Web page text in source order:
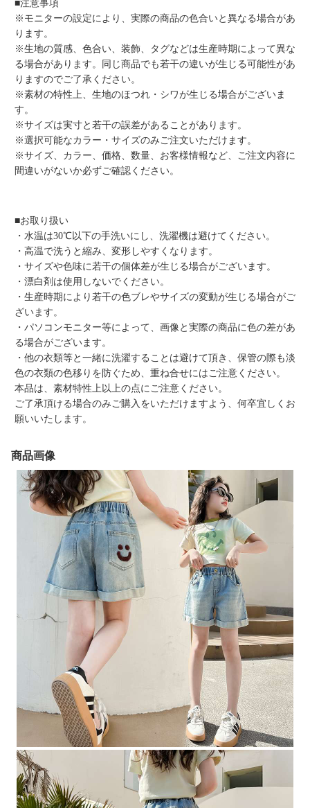
■注意事項
※モニターの設定により、実際の商品の色合いと異なる場合があ
ります。
※生地の質感、色合い、装飾、タグなどは生産時期によって異な
る場合があります。同じ商品でも若干の違いが生じる可能性があ
りますのでご了承ください。
※素材の特性上、生地のほつれ・シワが生じる場合がございま
す。
※サイズは実寸と若干の誤差があることがあります。
※選択可能なカラー・サイズのみご注文いただけます。
※サイズ、カラー、価格、数量、お客様情報など、ご注文内容に
間違いがないか必ずご確認ください。
■お取り扱い
・水温は30℃以下の手洗いにし、洗濯機は避けてください。
・高温で洗うと縮み、変形しやすくなります。
・サイズや色味に若干の個体差が生じる場合がございます。
・漂白剤は使用しないでください。
・生産時期により若干の色ブレやサイズの変動が生じる場合がご
ざいます。
・パソコンモニター等によって、画像と実際の商品に色の差があ
る場合がございます。
・他の衣類等と一緒に洗濯することは避けて頂き、保管の際も淡
色の衣類の色移りを防ぐため、重ね合せにはご注意ください。
本品は、素材特性上以上の点にご注意ください。
ご了承頂ける場合のみご購入をいただけますよう、何卒宜しくお
願いいたします。
商品画像